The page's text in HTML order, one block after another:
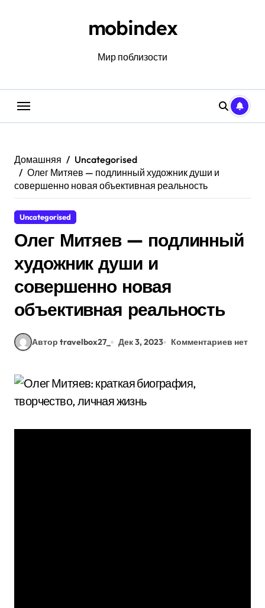
mobindex
Мир поблизости
Домашняя
Uncategorised
Олег Митяев — подлинный художник души и
совершенно новая объективная реальность
Uncategorised
Олег Митяев — подлинный
художник души и
совершенно новая
объективная реальность
Автор travelbox27_ Дек 3, 2023 Комментариев нет